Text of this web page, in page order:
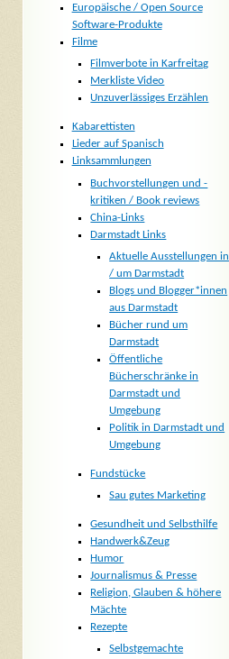
Europäische / Open Source
Software-Produkte
Filme
Filmverbote in Karfreitag
Merkliste Video
Unzuverlässiges Erzählen
Kabarettisten
Lieder auf Spanisch
Linksammlungen
Buchvorstellungen und -
kritiken / Book reviews
China-Links
Darmstadt Links
Aktuelle Ausstellungen in
/ um Darmstadt
Blogs und Blogger*innen
aus Darmstadt
Bücher rund um
Darmstadt
Öffentliche
Bücherschränke in
Darmstadt und
Umgebung
Politik in Darmstadt und
Umgebung
Fundstücke
Sau gutes Marketing
Gesundheit und Selbsthilfe
Handwerk&Zeug
Humor
Journalismus & Presse
Religion, Glauben & höhere
Mächte
Rezepte
Selbstgemachte